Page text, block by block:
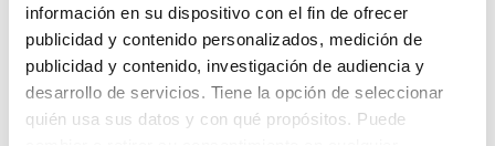
información en su dispositivo con el fin de ofrecer
publicidad y contenido personalizados, medición de
publicidad y contenido, investigación de audiencia y
desarrollo de servicios. Tiene la opción de seleccionar
quién usa sus datos y con qué propósitos. Puede
Lo sentimos, no sabemos como
te hemos traido hasta aquí.
Pero puedes encontrar el coche que estás
buscando en alguno de estos enlaces: